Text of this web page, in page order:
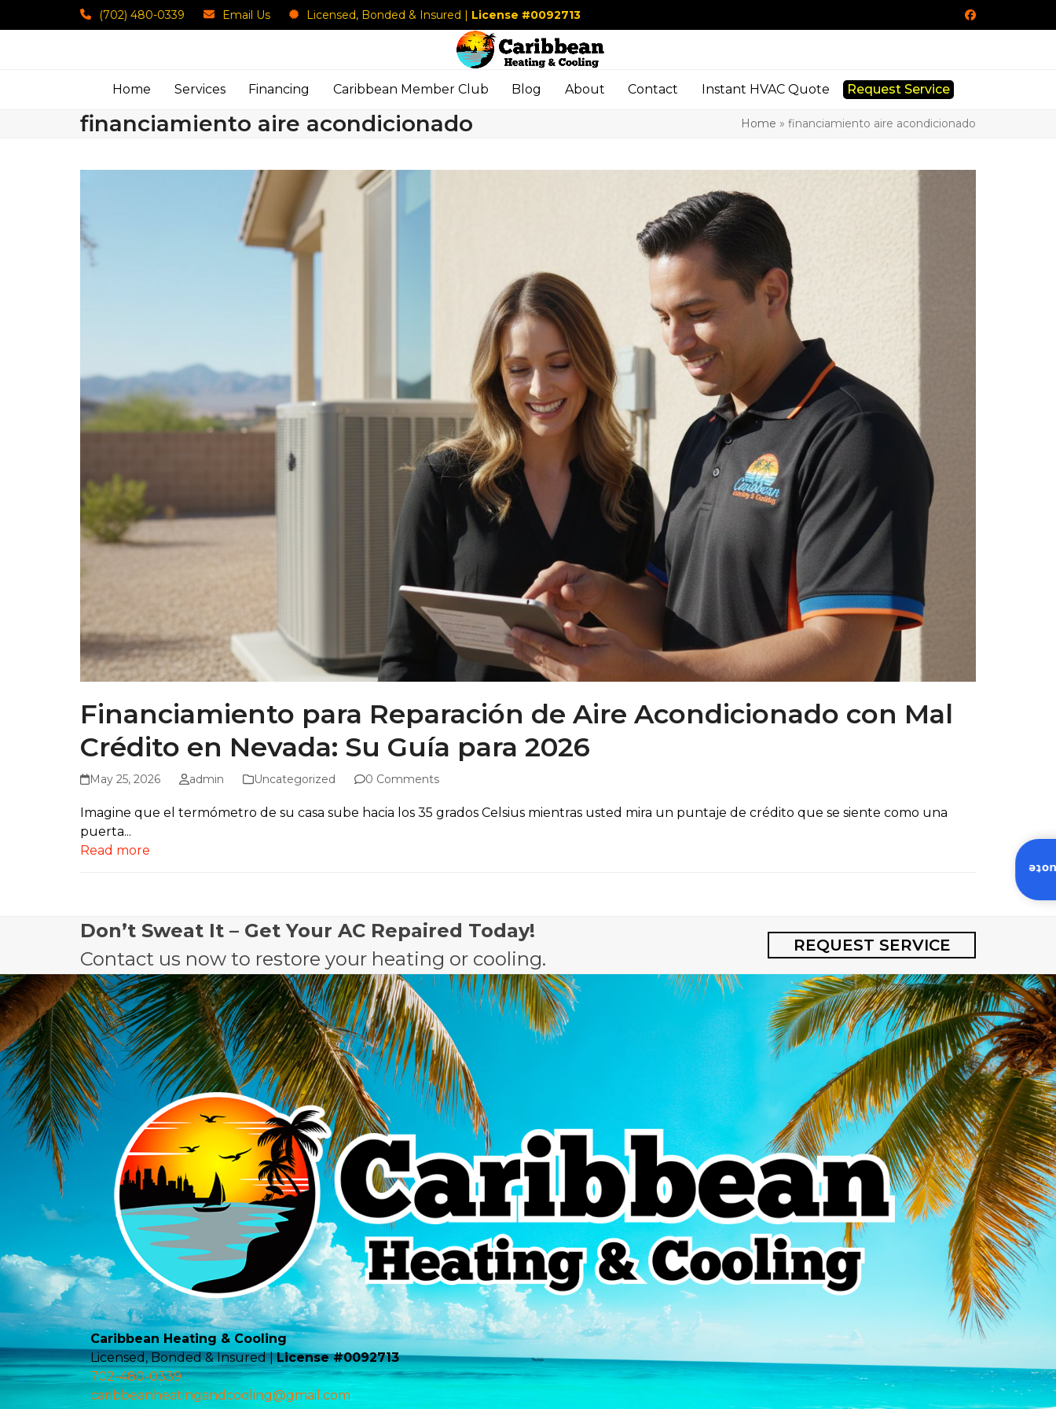
to
(702) 480-0339 Email Us Licensed, Bonded & Insured | License #0092713 Facebook
Home Services Financing Caribbean Member Club Blog About Contact Instant HVAC Quote Request Service
financiamiento aire acondicionado Home » financiamiento aire acondicionado
Financiamiento para Reparación de Aire Acondicionado con Mal
Crédito en Nevada: Su Guía para 2026
May 25, 2026 admin Uncategorized 0 Comments
Imagine que el termómetro de su casa sube hacia los 35 grados Celsius mientras usted mira un puntaje de crédito que se siente como una
puerta...
Read more
Don’t Sweat It – Get Your AC Repaired Today!
Contact us now to restore your heating or cooling.
REQUEST SERVICE
Caribbean Heating & Cooling
Licensed, Bonded & Insured |License #0092713
702-480-0339
caribbeanheatingandcooling@gmail.com